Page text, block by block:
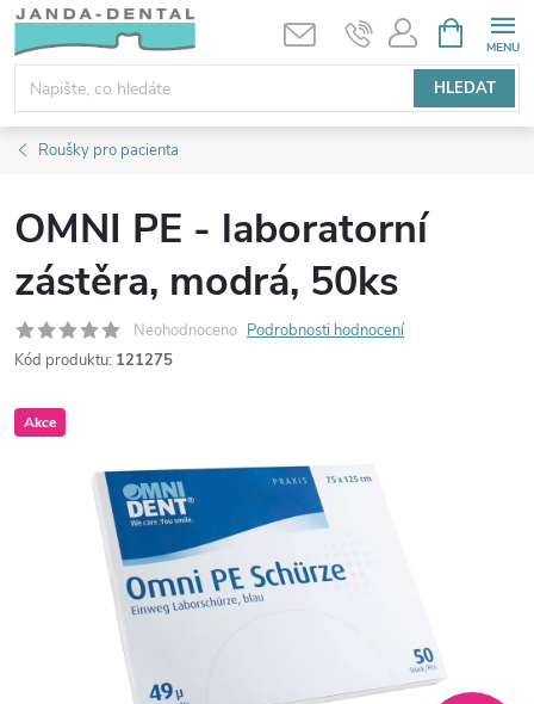
Přejít
obsah
HLEDAT
NÁKUPNÍ
KOŠÍK
Roušky pro pacienta
OMNI PE - laboratorní
zástěra, modrá, 50ks
Neohodnoceno Podrobnosti hodnocení
Kód produktu: 121275
Akce